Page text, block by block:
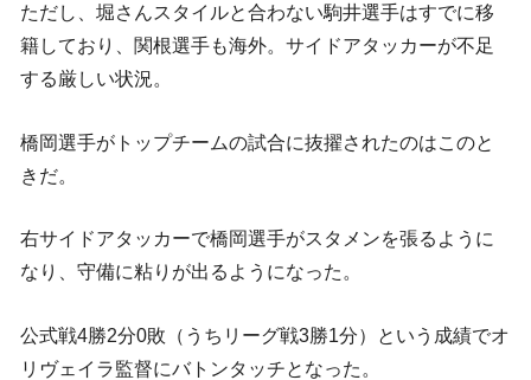
ただし、堀さんスタイルと合わない駒井選手はすでに移
籍しており、関根選手も海外。サイドアタッカーが不足
する厳しい状況。
橋岡選手がトップチームの試合に抜擢されたのはこのと
きだ。
右サイドアタッカーで橋岡選手がスタメンを張るように
なり、守備に粘りが出るようになった。
公式戦4勝2分0敗（うちリーグ戦3勝1分）という成績でオ
リヴェイラ監督にバトンタッチとなった。